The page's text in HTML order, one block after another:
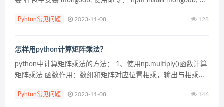
Pyhton常见问题 2023-11-08 128
怎样用python计算矩阵乘法？
python中计算矩阵乘法的方法： 1、使用np.multiply()函数计算
矩阵乘法 函数作用：数组和矩阵对应位置相乘，输出与相乘数
Pyhton常见问题 2023-11-08 146